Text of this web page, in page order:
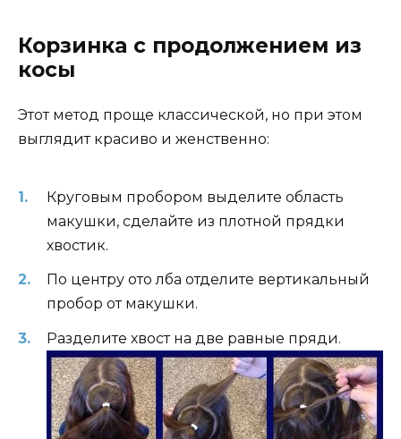
Корзинка с продолжением из
косы
Этот метод проще классической, но при этом
выглядит красиво и женственно:
Круговым пробором выделите область
макушки, сделайте из плотной прядки
хвостик.
По центру ото лба отделите вертикальный
пробор от макушки.
Разделите хвост на две равные пряди.